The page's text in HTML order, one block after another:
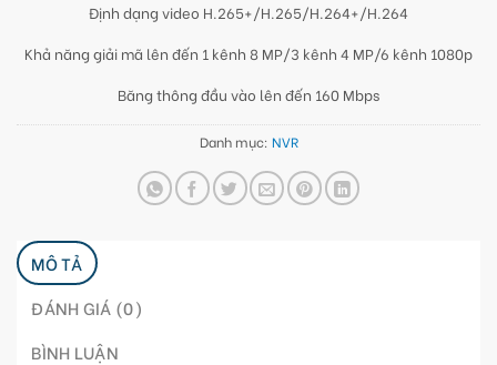
Định dạng video H.265+/H.265/H.264+/H.264
Khả năng giải mã lên đến 1 kênh 8 MP/3 kênh 4 MP/6 kênh 1080p
Băng thông đầu vào lên đến 160 Mbps
Danh mục: NVR
MÔ TẢ
ĐÁNH GIÁ (0)
BÌNH LUẬN